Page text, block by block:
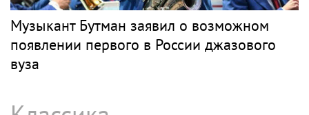
Музыкант Бутман заявил о возможном
появлении первого в России джазового
вуза